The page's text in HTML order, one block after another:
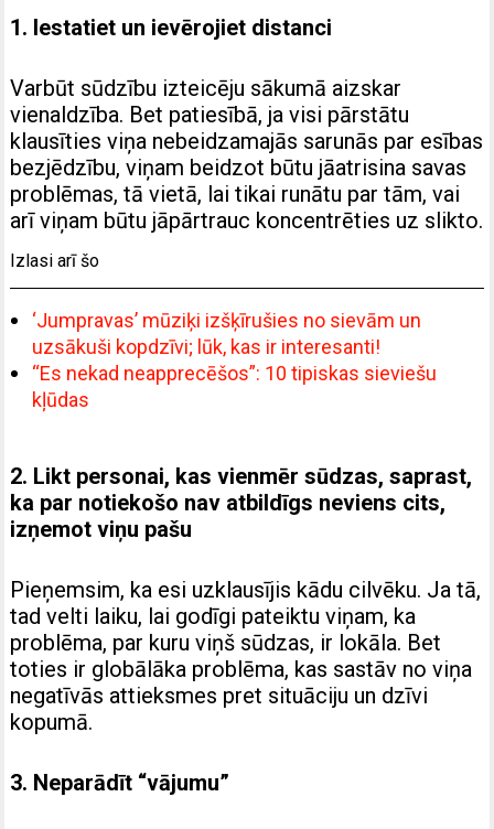
1. Iestatiet un ievērojiet distanci
Varbūt sūdzību izteicēju sākumā aizskar
vienaldzība. Bet patiesībā, ja visi pārstātu
klausīties viņa nebeidzamajās sarunās par esības
bezjēdzību, viņam beidzot būtu jāatrisina savas
problēmas, tā vietā, lai tikai runātu par tām, vai
arī viņam būtu jāpārtrauc koncentrēties uz slikto.
Izlasi arī šo
‘Jumpravas’ mūziķi izšķīrušies no sievām un
uzsākuši kopdzīvi; lūk, kas ir interesanti!
“Es nekad neapprecēšos”: 10 tipiskas sieviešu
kļūdas
2. Likt personai, kas vienmēr sūdzas, saprast,
ka par notiekošo nav atbildīgs neviens cits,
izņemot viņu pašu
Pieņemsim, ka esi uzklausījis kādu cilvēku. Ja tā,
tad velti laiku, lai godīgi pateiktu viņam, ka
problēma, par kuru viņš sūdzas, ir lokāla. Bet
toties ir globālāka problēma, kas sastāv no viņa
negatīvās attieksmes pret situāciju un dzīvi
kopumā.
3. Neparādīt “vājumu”